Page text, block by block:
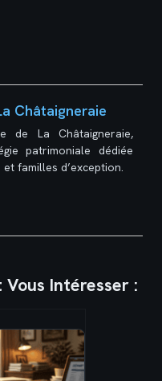
Châtaigneraie
de La Châtaigneraie,
patrimoniale dédiée
familles d’exception.
Intéresser :